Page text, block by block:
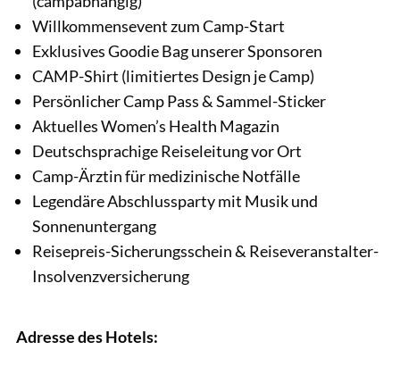
Willkommensevent zum Camp-Start
Exklusives Goodie Bag unserer Sponsoren
CAMP-Shirt (limitiertes Design je Camp)
Persönlicher Camp Pass & Sammel-Sticker
Aktuelles Women’s Health Magazin
Deutschsprachige Reiseleitung vor Ort
Camp-Ärztin für medizinische Notfälle
Legendäre Abschlussparty mit Musik und
Sonnenuntergang
Reisepreis-Sicherungsschein & Reiseveranstalter-
Insolvenzversicherung
Adresse des Hotels: